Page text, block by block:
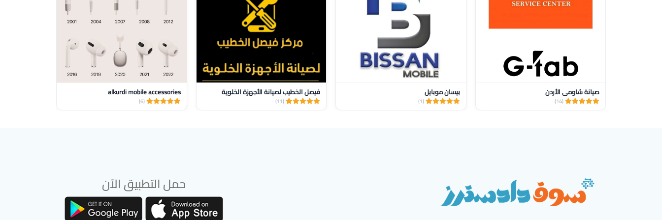
صيانة شاومي الأردن
(14)
بيسان موبايل
(1)
فيصل الخطيب لصيانة الأجهزة الخلوية
(11)
alkurdi mobile accessories
(6)
حمل التطبيق الآن